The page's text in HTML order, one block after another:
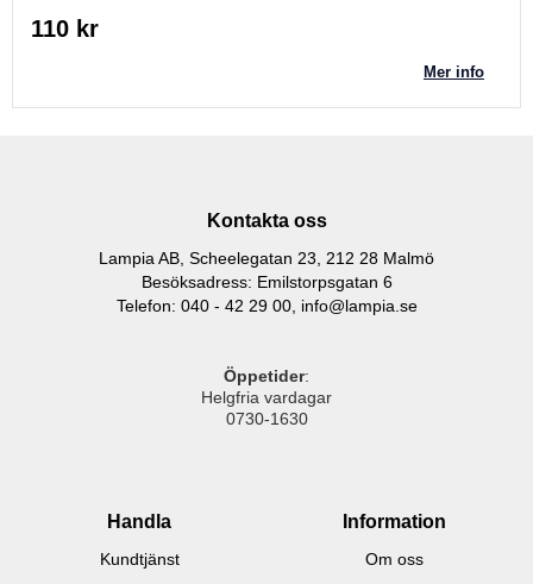
110 kr
Mer info
Kontakta oss
Lampia AB, Scheelegatan 23, 212 28 Malmö
Besöksadress: Emilstorpsgatan 6
Telefon: 040 - 42 29 00, info@lampia.se
Öppetider:
Helgfria vardagar
0730-1630
Handla
Kundtjänst
Information
Om oss